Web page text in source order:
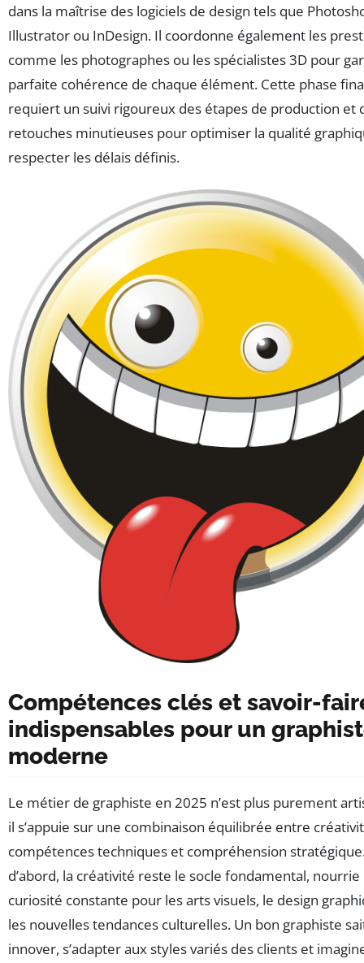
dans la maîtrise des logiciels de design tels que
Illustrator ou InDesign. Il coordonne également les
comme les photographes ou les spécialistes 3D pour
parfaite cohérence de chaque élément. Cette phase
requiert un suivi rigoureux des étapes de production et
retouches minutieuses pour optimiser la qualité
respecter les délais définis.
Compétences clés et savoir-
indispensables pour un
moderne
Le métier de graphiste en 2025 n’est plus purement
il s’appuie sur une combinaison équilibrée entre
compétences techniques et compréhension
d’abord, la créativité reste le socle fondamental,
curiosité constante pour les arts visuels, le design
les nouvelles tendances culturelles. Un bon graphiste
innover, s’adapter aux styles variés des clients et